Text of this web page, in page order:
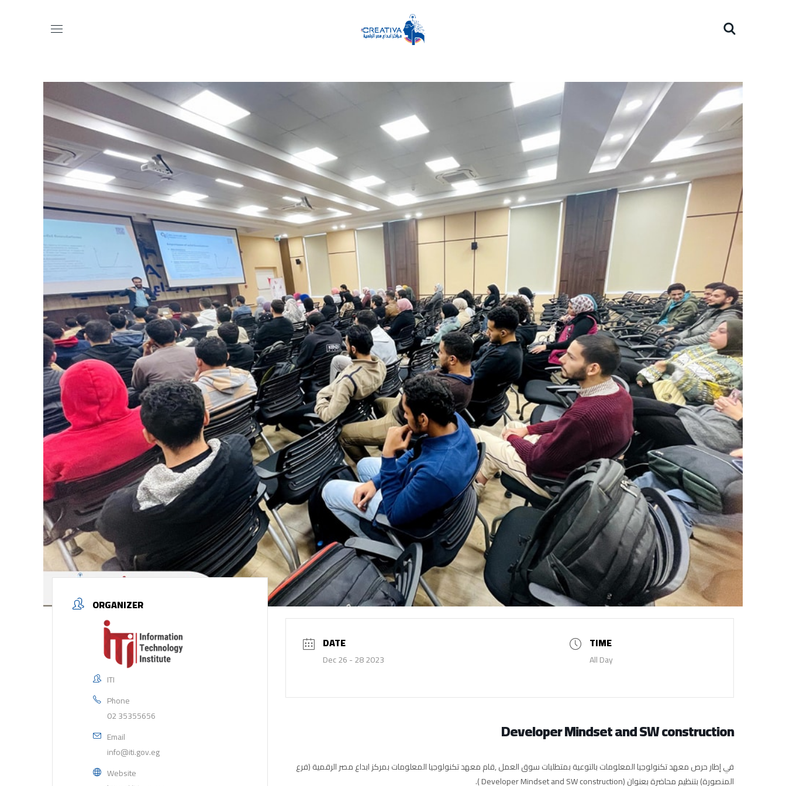
ORGANIZER
ITI
Phone
02 35355656
Email
info@iti.gov.eg
Website
DATE
Dec 26 - 28 2023
TIME
All Day
Developer Mindset and SW construction
في إطار حرص معهد تكنولوجيا المعلومات بالتوعية بمتطلبات سوق العمل ,قام معهد تكنولوجيا المعلومات بمركز ابداع مصر الرقمية (فرع
المنصورة) بتنظيم محاضرة بعنوان (Developer Mindset and SW construction ).